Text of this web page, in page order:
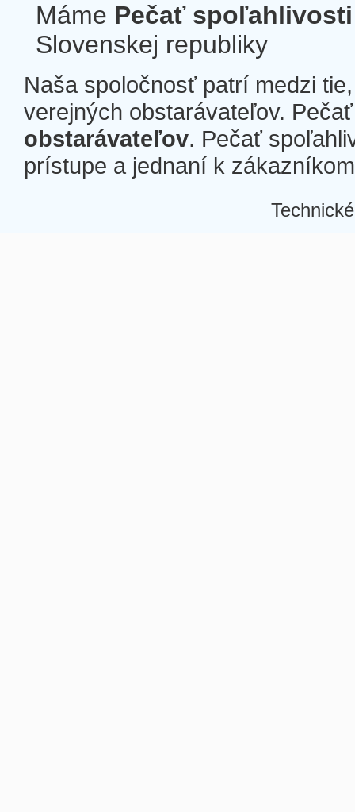
Máme Pečať spoľahlivosti
Slovenskej republiky
Naša spoločnosť patrí medzi
verejných obstarávateľov.
obstarávateľov. Pečať
prístupe a jednaní k